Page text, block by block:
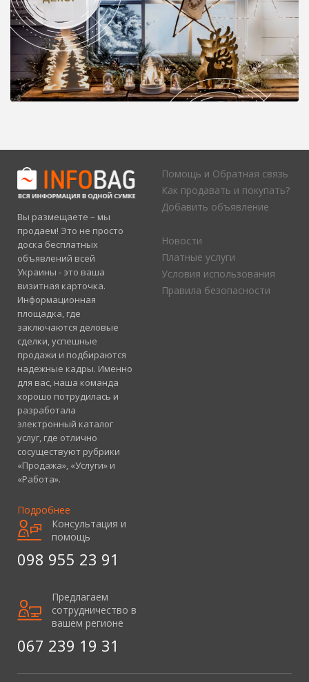
Вы размещаете – мы
продаем! Это не просто
доска бесплатных
объявлений всей
Украины - это ваша
визитная карточка.
Информационная
площадка, где
заключаются деловые
сделки, успешные
продажи и подбираются
надежные кадры. Именно
для вас, наша команда
хорошо потрудилась и
разработала
электронный каталог
услуг, где отлично
сосуществуют рубрики
«Продажа», «Услуги» и
«Работа».
Подробнее
Помощь и Обратная связь
Как продавать и покупать?
Добавить объявление
Новости
Платные услуги
Условия использования
Правила безопасности
Консультация и
помощь
098 955 23 91
Предлагаем
сотрудничество в
вашем регионе
067 239 19 31